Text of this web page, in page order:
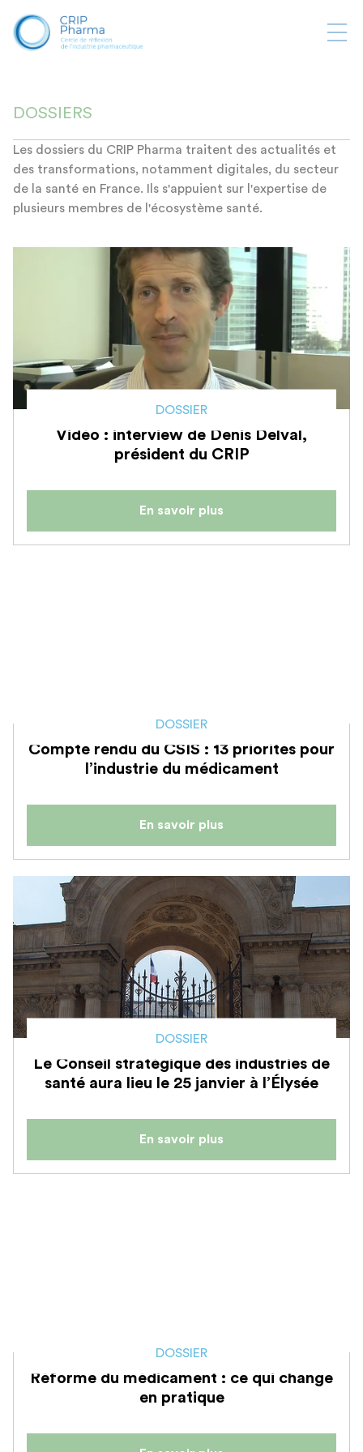
DOSSIERS
Les dossiers du CRIP Pharma traitent des actualités et
des transformations, notamment digitales, du secteur
de la santé en France. Ils s'appuient sur l'expertise de
plusieurs membres de l'écosystème santé.
DOSSIER
Vidéo : interview de Denis Delval,
président du CRIP
En savoir plus
DOSSIER
Compte rendu du CSIS : 13 priorités pour
l’industrie du médicament
En savoir plus
DOSSIER
Le Conseil stratégique des industries de
santé aura lieu le 25 janvier à l’Élysée
En savoir plus
DOSSIER
Réforme du médicament : ce qui change
en pratique